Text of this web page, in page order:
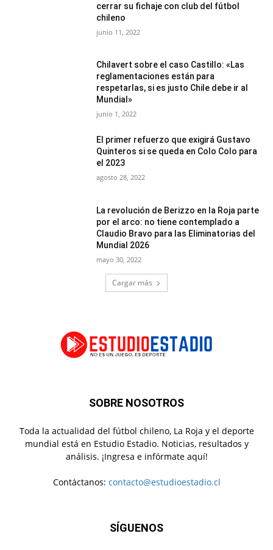
cerrar su fichaje con club del fútbol
chileno
junio 11, 2022
Chilavert sobre el caso Castillo: «Las
reglamentaciones están para
respetarlas, si es justo Chile debe ir al
Mundial»
junio 1, 2022
El primer refuerzo que exigirá Gustavo
Quinteros si se queda en Colo Colo para
el 2023
agosto 28, 2022
La revolución de Berizzo en la Roja parte
por el arco: no tiene contemplado a
Claudio Bravo para las Eliminatorias del
Mundial 2026
mayo 30, 2022
Cargar más
SOBRE NOSOTROS
Toda la actualidad del fútbol chileno, La Roja y el deporte
mundial está en Estudio Estadio. Noticias, resultados y
análisis. ¡Ingresa e infórmate aquí!
Contáctanos: contacto@estudioestadio.cl
SÍGUENOS